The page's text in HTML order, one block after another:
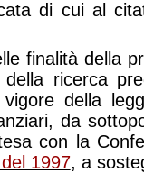
di cui al
della
ricerca
della
da
con la
1997, a